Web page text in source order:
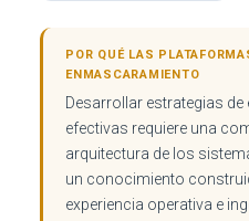
POR QUÉ LAS
ENMASCARAMIENTO
Desarrollar estrategias
efectivas requiere una
arquitectura de los
un conocimiento
experiencia operativa e